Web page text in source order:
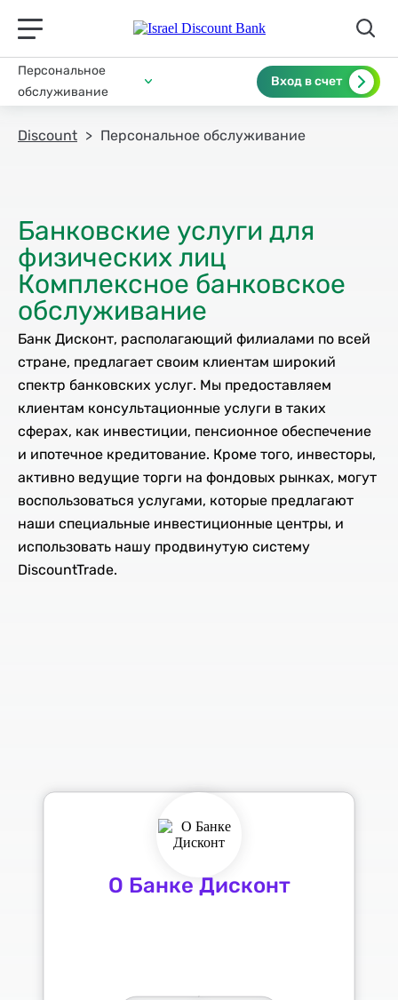
תפריט ראשי לנייד
Персональное
обслуживание
Вход в счет
Discount Персональное обслуживание
Банковские услуги для
физических лиц
Комплексное банковское
Банк Дисконт, располагающий филиалами по всей
стране, предлагает своим клиентам широкий
спектр банковских услуг. Мы предоставляем
клиентам консультационные услуги в таких
сферах, как инвестиции, пенсионное обеспечение
и ипотечное кредитование. Кроме того, инвесторы,
активно ведущие торги на фондовых рынках, могут
воспользоваться услугами, которые предлагают
наши специальные инвестиционные центры, и
использовать нашу продвинутую систему
О Банке Дисконт